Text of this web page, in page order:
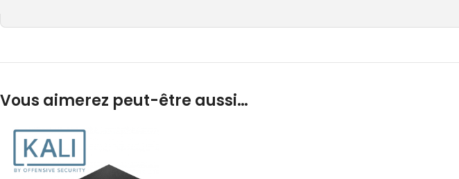
Vous aimerez peut-être aussi…